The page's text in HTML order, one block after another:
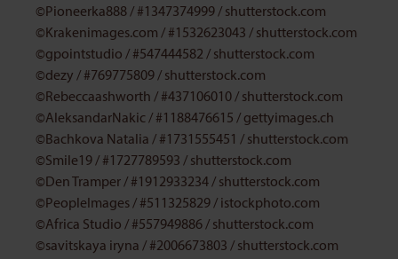
©Pioneerka888/ #1347374999/ shutterstock.com
©Krakenimages.com / #1532623043 / shutterstock.com
©gpointstudio / #547444582 / shutterstock.com
©dezy / #769775809/ shutterstock.com
©Rebeccaashworth / #437106010/ shutterstock.com
©AleksandarNakic/ #1188476615 / gettyimages.ch
©Bachkova Natalia / #1731555451 / shutterstock.com
©Smile19/ #1727789593 / shutterstock.com
©Den Tramper/ #1912933234/ shutterstock.com
©PeopleImages/ #511325829/ istockphoto.com
©Africa Studio / #557949886/ shutterstock.com
©savitskaya iryna / #2006673803 / shutterstock.com